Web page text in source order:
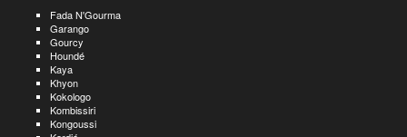
Fada N'Gourma
Garango
Gourcy
Houndé
Kaya
Khyon
Kokologo
Kombissiri
Kongoussi